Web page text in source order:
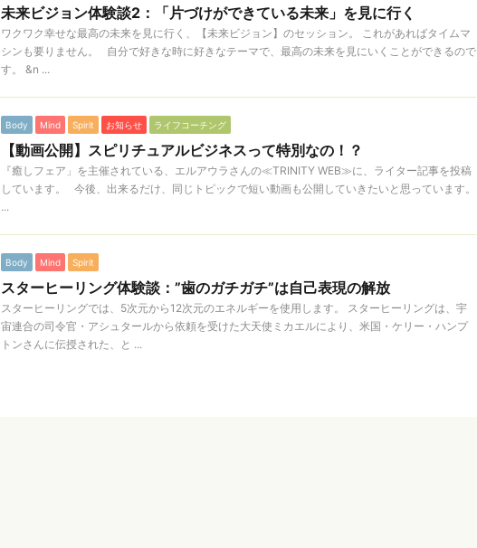
未来ビジョン体験談2：「片づけができている未来」を見に行く
ワクワク幸せな最高の未来を見に行く、【未来ビジョン】のセッション。 これがあればタイムマ
シンも要りません。 自分で好きな時に好きなテーマで、最高の未来を見にいくことができるので
す。 &n ...
Body Mind Spirit お知らせ ライフコーチング
【動画公開】スピリチュアルビジネスって特別なの！？
『癒しフェア」を主催されている、エルアウラさんの≪TRINITY WEB≫に、ライター記事を投稿
しています。 今後、出来るだけ、同じトピックで短い動画も公開していきたいと思っています。
...
Body Mind Spirit
スターヒーリング体験談：”歯のガチガチ”は自己表現の解放
スターヒーリングでは、5次元から12次元のエネルギーを使用します。 スターヒーリングは、宇
宙連合の司令官・アシュタールから依頼を受けた大天使ミカエルにより、米国・ケリー・ハンプ
トンさんに伝授された、と ...